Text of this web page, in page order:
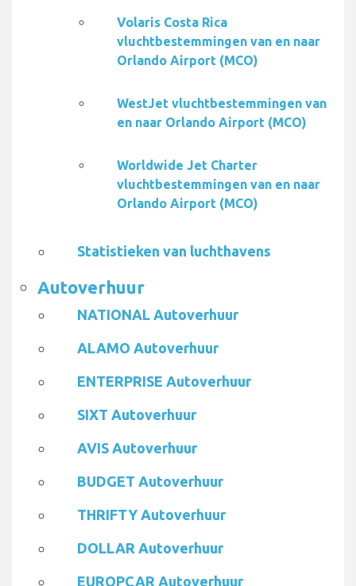
Volaris Costa Rica
vluchtbestemmingen van en naar
Orlando Airport (MCO)
WestJet vluchtbestemmingen van
en naar Orlando Airport (MCO)
Worldwide Jet Charter
vluchtbestemmingen van en naar
Orlando Airport (MCO)
Statistieken van luchthavens
Autoverhuur
NATIONAL Autoverhuur
ALAMO Autoverhuur
ENTERPRISE Autoverhuur
SIXT Autoverhuur
AVIS Autoverhuur
BUDGET Autoverhuur
THRIFTY Autoverhuur
DOLLAR Autoverhuur
EUROPCAR Autoverhuur